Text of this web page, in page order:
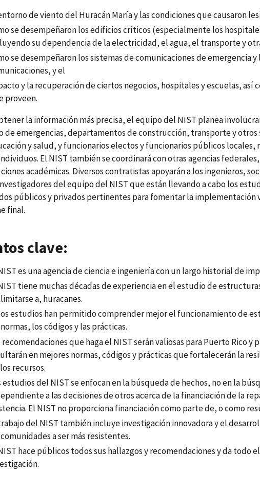
de viento del Huracán María y las condiciones que causaron
se desempeñaron los edificios críticos (especialmente los
su dependencia de la electricidad, el agua, el transporte y
se desempeñaron los sistemas de comunicaciones de emergencia
y el
y la recuperación de ciertos negocios, hospitales y escuelas, así
proveen.
la información más precisa, el equipo del NIST planea
de emergencias, departamentos de construcción, transporte y
y salud, y funcionarios electos y funcionarios públicos locales,
El NIST también se coordinará con otras agencias
académicas. Diversos contratistas apoyarán a los ingenieros,
del equipo del NIST que están llevando a cabo los
públicos y privados pertinentes para fomentar la implementación
final.
clave:
es una agencia de ciencia e ingeniería con un largo historial de
tiene muchas décadas de experiencia en el estudio de
a, huracanes.
estudios han permitido comprender mejor el funcionamiento de
los códigos y las prácticas.
recomendaciones que haga el NIST serán valiosas para Puerto Rico y
en mejores normas, códigos y prácticas que fortalecerán la
recursos.
estudios del NIST se enfocan en la búsqueda de hechos, no en la
a las decisiones de otros acerca de la financiación de la
El NIST no proporciona financiación como parte de, o como
del NIST también incluye investigación innovadora y el
a ser más resistentes.
hace públicos todos sus hallazgos y recomendaciones y da todo